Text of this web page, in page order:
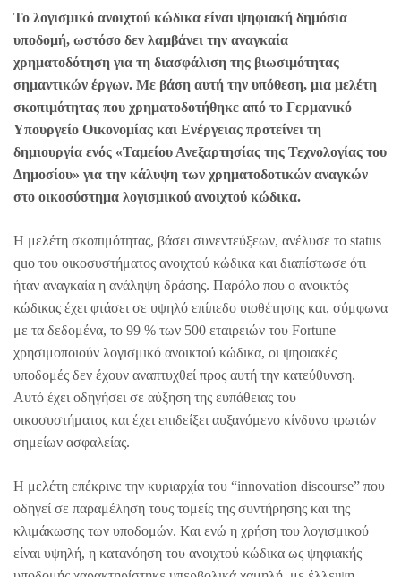
Το λογισμικό ανοιχτού κώδικα είναι ψηφιακή δημόσια
υποδομή, ωστόσο δεν λαμβάνει την αναγκαία
χρηματοδότηση για τη διασφάλιση της βιωσιμότητας
σημαντικών έργων. Με βάση αυτή την υπόθεση, μια μελέτη
σκοπιμότητας που χρηματοδοτήθηκε από το Γερμανικό
Υπουργείο Οικονομίας και Ενέργειας προτείνει τη
δημιουργία ενός «Ταμείου Ανεξαρτησίας της Τεχνολογίας του
Δημοσίου» για την κάλυψη των χρηματοδοτικών αναγκών
στο οικοσύστημα λογισμικού ανοιχτού κώδικα.
Η μελέτη σκοπιμότητας, βάσει συνεντεύξεων, ανέλυσε το status
quo του οικοσυστήματος ανοιχτού κώδικα και διαπίστωσε ότι
ήταν αναγκαία η ανάληψη δράσης. Παρόλο που ο ανοικτός
κώδικας έχει φτάσει σε υψηλό επίπεδο υιοθέτησης και, σύμφωνα
με τα δεδομένα, το 99 % των 500 εταιρειών του Fortune
χρησιμοποιούν λογισμικό ανοικτού κώδικα, οι ψηφιακές
υποδομές δεν έχουν αναπτυχθεί προς αυτή την κατεύθυνση.
Αυτό έχει οδηγήσει σε αύξηση της ευπάθειας του
οικοσυστήματος και έχει επιδείξει αυξανόμενο κίνδυνο τρωτών
σημείων ασφαλείας.
Η μελέτη επέκρινε την κυριαρχία του “innovation discourse” που
οδηγεί σε παραμέληση τους τομείς της συντήρησης και της
κλιμάκωσης των υποδομών. Και ενώ η χρήση του λογισμικού
είναι υψηλή, η κατανόηση του ανοιχτού κώδικα ως ψηφιακής